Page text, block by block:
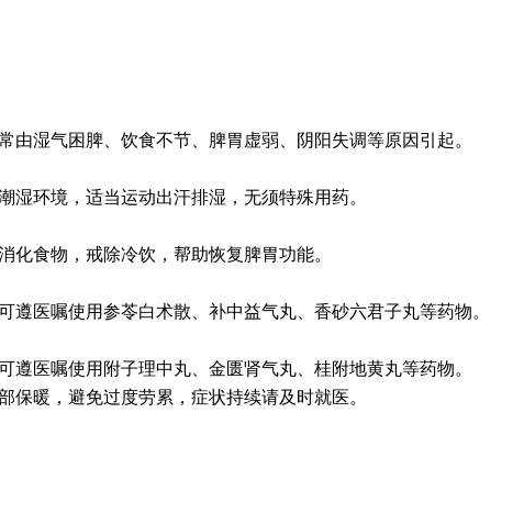
湿气困脾、饮食不节、脾胃虚弱、阴阳失调等原因引起。
环境，适当运动出汗排湿，无须特殊用药。
食物，戒除冷饮，帮助恢复脾胃功能。
医嘱使用参苓白术散、补中益气丸、香砂六君子丸等药物。
医嘱使用附子理中丸、金匮肾气丸、桂附地黄丸等药物。
暖，避免过度劳累，症状持续请及时就医。